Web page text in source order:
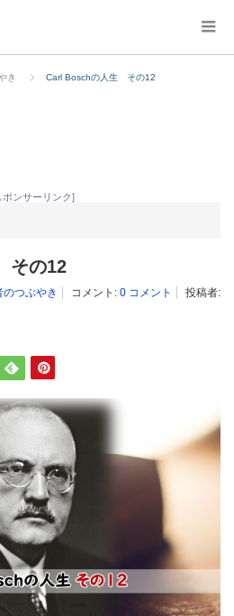
き Carl Boschの人生 その12
ポンサーリンク]
その12
のつぶやき コメント: 0 コメント
投稿者: